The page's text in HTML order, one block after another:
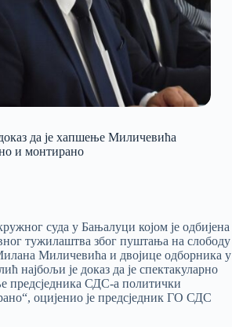
да је хапшење Миличевића
и монтирано
суда у Бањалуци којом је одбијена
тужилаштва због пуштања на слободу
Миличевића и двојице одборника у
најбољи је доказ да је спектакуларно
предсједника СДС-а политички
оцијенио је предсједник ГО СДС